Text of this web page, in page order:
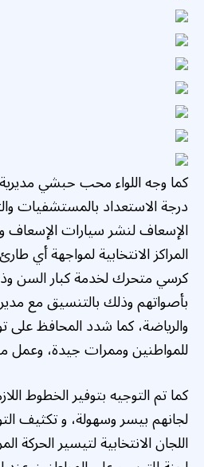
كما وجه اللواء محب حبشي
درجة الاستعداد بالمستشفيات
الإسعاف لنشر سيارات الإسعاف
كرسي متحرك لخدمة كبار السن
بأصواتهم وذلك بالتنسيق مع
والرياضة، كما شدد المحافظ على
للمواطنين وممرات جيدة، وعمل
كما تم التوجيه بتوفير الخطوط
لجانهم بيسر وسهولة، و تكثيف
اللجان الانتخابية لتيسير الحركة